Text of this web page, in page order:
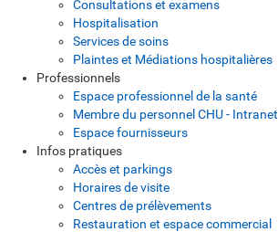
Consultations et examens
Hospitalisation
Services de soins
Plaintes et Médiations hospitalières
Professionnels
Espace professionnel de la santé
Membre du personnel CHU - Intranet
Espace fournisseurs
Infos pratiques
Accès et parkings
Horaires de visite
Centres de prélèvements
Restauration et espace commercial